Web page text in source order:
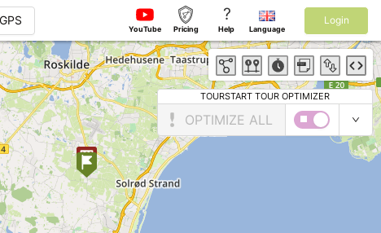
YouTube Pricing
?
Help Language
Login
TOURSTART TOUR OPTIMIZER
OPTIMIZE ALL